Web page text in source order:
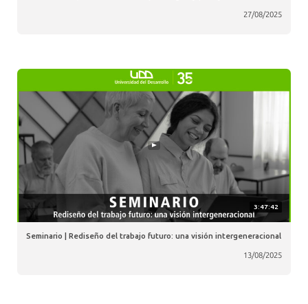
27/08/2025
3:47:42
Seminario | Rediseño del trabajo futuro: una visión intergeneracional
13/08/2025